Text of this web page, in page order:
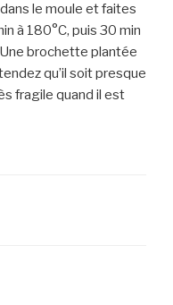
le moule et faites
à 180°C, puis 30 min
brochette plantée
qu’il soit presque
fragile quand il est